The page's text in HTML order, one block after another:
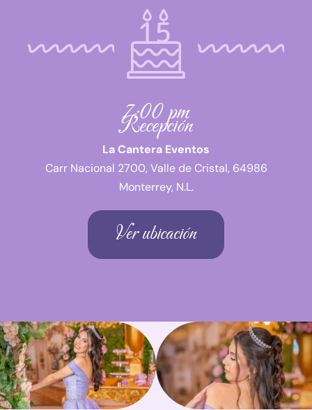
7:00 pm
Recepción
La Cantera Eventos
Carr Nacional 2700, Valle de Cristal, 64986
Monterrey, N.L.
Ver ubicación